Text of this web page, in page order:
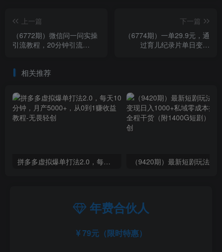
上一篇
（6772期）微信问一问实操
引流教程，20分钟引流
下一篇
（6774期）一单29.9元，通
过育儿纪录片单日变现
相关推荐
拼多多虚拟爆单打法2.0，每天10分钟，月产5000+，从0到1赚收益教程
年费合伙人
79元（限时特惠）